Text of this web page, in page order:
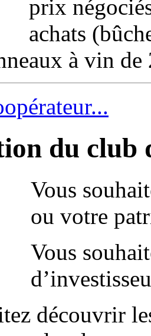
prix
achats
à vin
du club
Vous
ou votre
Vous
découvrir